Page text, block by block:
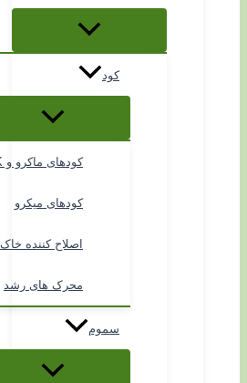
کود
کودهای ماکرو و NPK
کودهای میکرو
اصلاح کننده خاک
محرک های رشد
سموم